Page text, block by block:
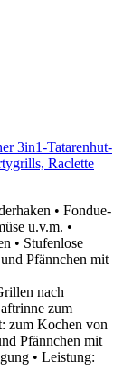
3in1-Tatarenhut-
Raclette
• Fondue-
u.v.m. •
• Stufenlose
Pfännchen mit
nach
zum
zum Kochen von
Pfännchen mit
• Leistung: